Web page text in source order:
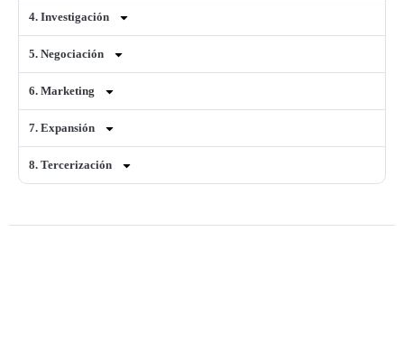
4. Investigación
5. Negociación
6. Marketing
7. Expansión
8. Tercerización